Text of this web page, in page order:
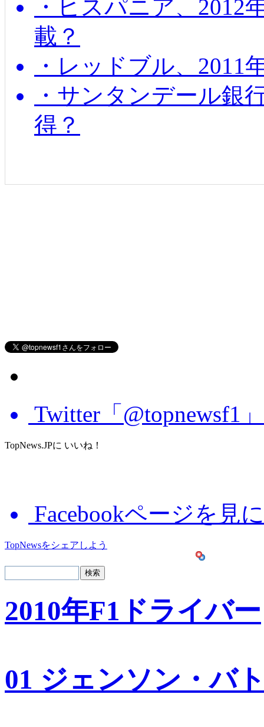
・ヒスパニア、2012
載？
・レッドブル、2011
・サンタンデール銀
得？
Twitter「@topnewsf1
TopNews.JPに いいね！
Facebookページを見
TopNewsをシェアしよう
2010年F1ドライバー
01 ジェンソン・バ